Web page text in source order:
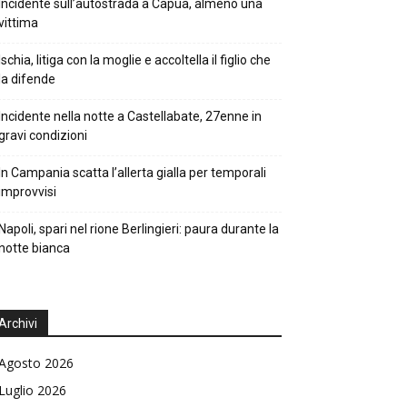
sull’autostrada a Capua, almeno una
litiga con la moglie e accoltella il figlio che
difende
nella notte a Castellabate, 27enne in
condizioni
Campania scatta l’allerta gialla per temporali
spari nel rione Berlingieri: paura durante la
bianca
2026
2026